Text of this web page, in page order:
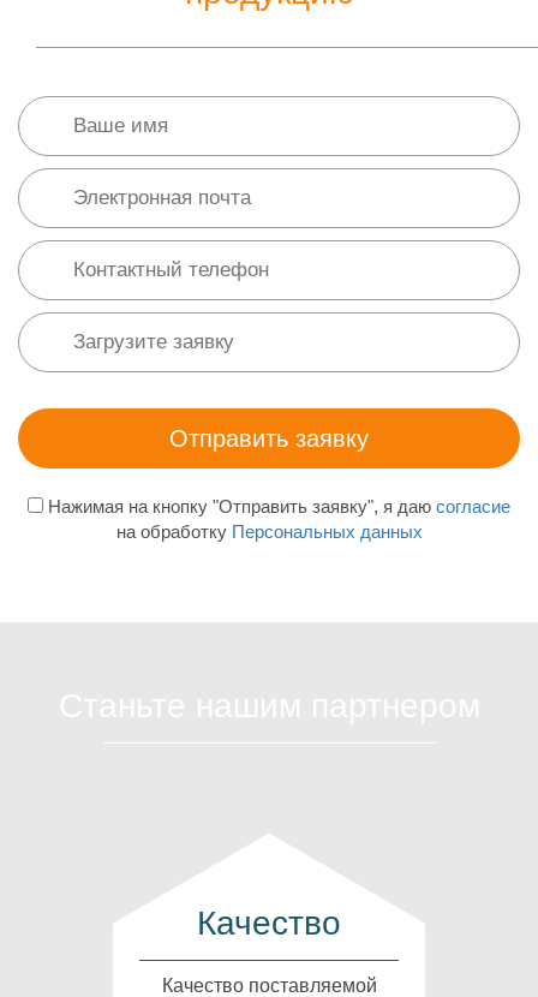
Нажимая на кнопку "Отправить заявку", я даю согласие
на обработку Персональных данных
Качество
Качество поставляемой